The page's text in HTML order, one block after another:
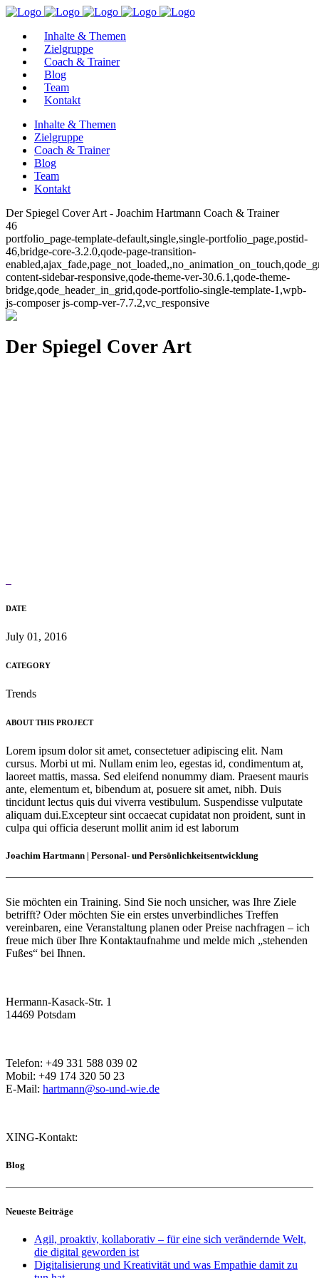
Inhalte & Themen
Zielgruppe
Coach & Trainer
Blog
Team
Kontakt
Inhalte & Themen
Zielgruppe
Coach & Trainer
Blog
Team
Kontakt
Der Spiegel Cover Art - Joachim Hartmann Coach & Trainer
46
portfolio_page-template-default,single,single-portfolio_page,postid-
46,bridge-core-3.2.0,qode-page-transition-
content-sidebar-responsive,qode-theme-ver-30.6.1,qode-theme-
bridge,qode_header_in_grid,qode-portfolio-single-template-1,wpb-
js-composer js-comp-ver-7.7.2,vc_responsive
Der Spiegel Cover Art
DATE
July 01, 2016
CATEGORY
Trends
ABOUT THIS PROJECT
Lorem ipsum dolor sit amet, consectetuer adipiscing elit. Nam
cursus. Morbi ut mi. Nullam enim leo, egestas id, condimentum at,
laoreet mattis, massa. Sed eleifend nonummy diam. Praesent mauris
ante, elementum et, bibendum at, posuere sit amet, nibh. Duis
tincidunt lectus quis dui viverra vestibulum. Suspendisse vulputate
aliquam dui.Excepteur sint occaecat cupidatat non proident, sunt in
culpa qui officia deserunt mollit anim id est laborum
Joachim Hartmann | Personal- und Persönlichkeitsentwicklung
Sie möchten ein Training. Sind Sie noch unsicher, was Ihre Ziele
betrifft? Oder möchten Sie ein erstes unverbindliches Treffen
vereinbaren, eine Veranstaltung planen oder Preise nachfragen – ich
freue mich über Ihre Kontaktaufnahme und melde mich „stehenden
Fußes“ bei Ihnen.
Hermann-Kasack-Str. 1
14469 Potsdam
Telefon: +49 331 588 039 02
Mobil: +49 174 320 50 23
E-Mail: hartmann@so-und-wie.de
XING-Kontakt:
Blog
Neueste Beiträge
Agil, proaktiv, kollaborativ – für eine sich verändernde Welt,
die digital geworden ist
Digitalisierung und Kreativität und was Empathie damit zu